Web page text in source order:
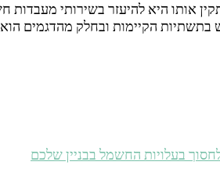
אותו היא להיעזר בשירותי
הקיימות ובחלק מהדגמים
בעלויות החשמל בבניין שלכם